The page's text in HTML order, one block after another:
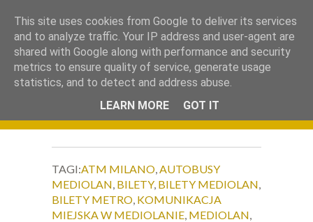
Okiem Obiektywu.
TAGI:ATM MILANO,AUTOBUSY
MEDIOLAN, BILETY, BILETY MEDIOLAN,
BILETY METRO, KOMUNIKACJA
MIEJSKA W MEDIOLANIE, MEDIOLAN,
This site uses cookies from Google to deliver its services
and to analyze traffic. Your IP address and user-agent are
shared with Google along with performance and security
metrics to ensure quality of service, generate usage
statistics, and to detect and address abuse.
LEARN MORE
GOT IT